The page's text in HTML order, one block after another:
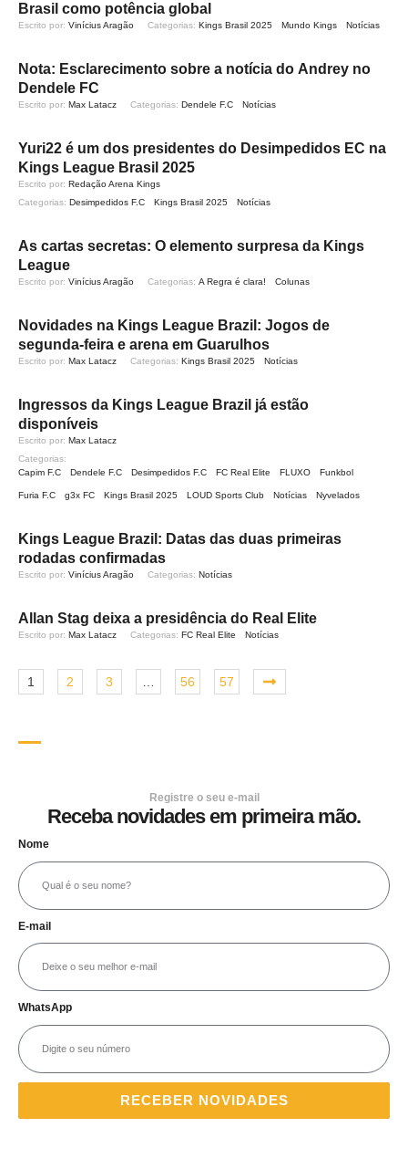
Brasil como potência global
Escrito por: Vinícius Aragão Categorias: Kings Brasil 2025 Mundo Kings Notícias
Nota: Esclarecimento sobre a notícia do Andrey no
Dendele FC
Escrito por: Max Latacz Categorias: Dendele F.C Notícias
Yuri22 é um dos presidentes do Desimpedidos EC na
Kings League Brasil 2025
Escrito por: Redação Arena Kings
Categorias: Desimpedidos F.C Kings Brasil 2025 Notícias
As cartas secretas: O elemento surpresa da Kings
League
Escrito por: Vinícius Aragão Categorias: A Regra é clara! Colunas
Novidades na Kings League Brazil: Jogos de
segunda-feira e arena em Guarulhos
Escrito por: Max Latacz Categorias: Kings Brasil 2025 Notícias
Ingressos da Kings League Brazil já estão
disponíveis
Escrito por: Max Latacz
Categorias:
Capim F.C
Dendele F.C Desimpedidos F.C FC Real Elite FLUXO Funkbol
Furia F.C g3x FC Kings Brasil 2025 LOUD Sports Club Notícias Nyvelados
Kings League Brazil: Datas das duas primeiras
rodadas confirmadas
Escrito por: Vinícius Aragão Categorias: Notícias
Allan Stag deixa a presidência do Real Elite
Escrito por: Max Latacz Categorias: FC Real Elite Notícias
1 2 3 … 56 57
Registre o seu e-mail
Receba novidades em primeira mão.
Nome
E-mail
WhatsApp
RECEBER NOVIDADES